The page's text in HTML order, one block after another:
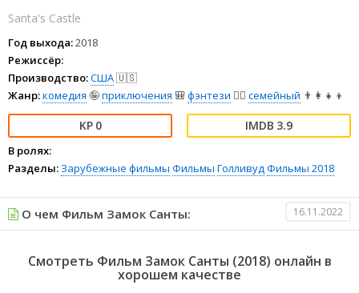
Santa's Castle
Год выхода:2018
Режиссёр:
Производство:США🇺🇸
Жанр:комедия 🤪приключения 🎒фэнтези 🧝‍♂️ семейный 👨‍👩‍👧‍👦
0 3.9
В ролях:
Разделы: Зарубежные фильмы Фильмы ГолливудФильмы 2018
О чем Фильм Замок Санты: 16.11.2022
Смотреть Фильм Замок Санты (2018) онлайн в
хорошем качестве